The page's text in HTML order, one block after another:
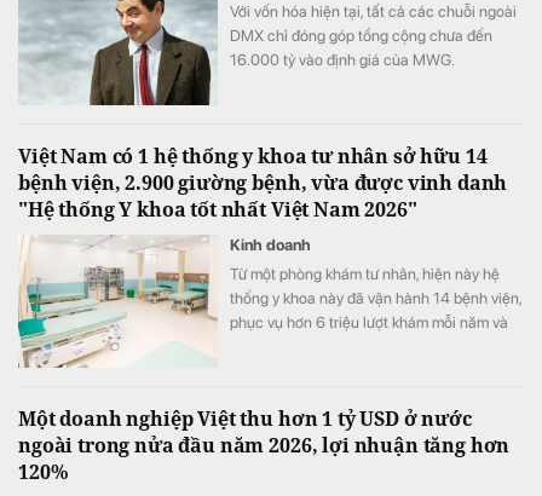
Với vốn hóa hiện tại, tất cả các chuỗi ngoài
DMX chỉ đóng góp tổng cộng chưa đến
16.000 tỷ vào định giá của MWG.
Việt Nam có 1 hệ thống y khoa tư nhân sở hữu 14
bệnh viện, 2.900 giường bệnh, vừa được vinh danh
"Hệ thống Y khoa tốt nhất Việt Nam 2026"
Kinh doanh
Từ một phòng khám tư nhân, hiện này hệ
thống y khoa này đã vận hành 14 bệnh viện,
phục vụ hơn 6 triệu lượt khám mỗi năm và
Một doanh nghiệp Việt thu hơn 1 tỷ USD ở nước
ngoài trong nửa đầu năm 2026, lợi nhuận tăng hơn
120%